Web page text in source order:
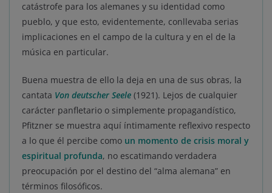
catástrofe para los alemanes y su identidad como
pueblo, y que esto, evidentemente, conllevaba serias
implicaciones en el campo de la cultura y en el de la
música en particular.
Buena muestra de ello la deja en una de sus obras, la
cantata Von deutscher Seele (1921). Lejos de cualquier
carácter panfletario o simplemente propagandístico,
Pfitzner se muestra aquí íntimamente reflexivo respecto
a lo que él percibe como un momento de crisis moral y
espiritual profunda, no escatimando verdadera
preocupación por el destino del “alma alemana” en
términos filosóficos.